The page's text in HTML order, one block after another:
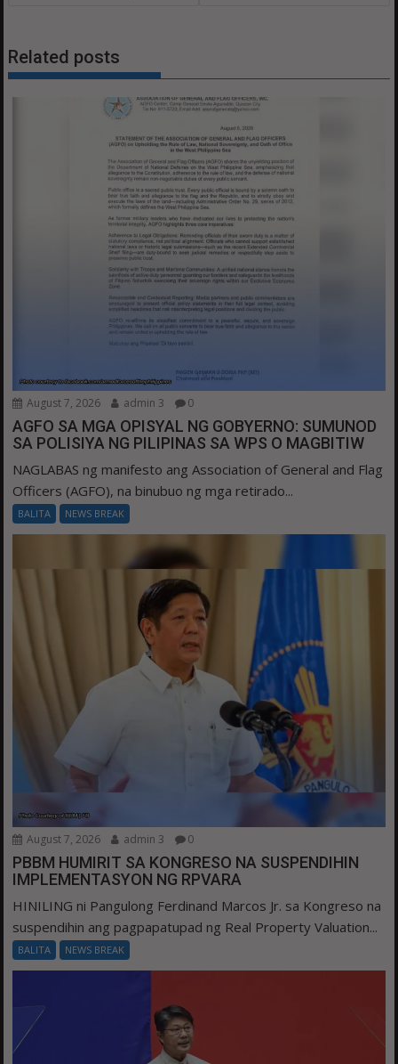
Related posts
August 7, 2026 admin 3 0
AGFO SA MGA OPISYAL NG GOBYERNO: SUMUNOD
SA POLISIYA NG PILIPINAS SA WPS O MAGBITIW
NAGLABAS ng manifesto ang Association of General and Flag
Officers (AGFO), na binubuo ng mga retirado...
BALITA NEWS BREAK
August 7, 2026 admin 3 0
PBBM HUMIRIT SA KONGRESO NA SUSPENDIHIN
IMPLEMENTASYON NG RPVARA
HINILING ni Pangulong Ferdinand Marcos Jr. sa Kongreso na
suspendihin ang pagpapatupad ng Real Property Valuation...
BALITA NEWS BREAK